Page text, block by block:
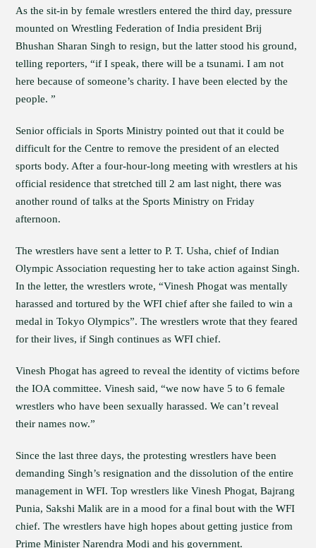
As the sit-in by female wrestlers entered the third day, pressure
mounted on Wrestling Federation of India president Brij
Bhushan Sharan Singh to resign, but the latter stood his ground,
telling reporters, “if I speak, there will be a tsunami. I am not
here because of someone’s charity. I have been elected by the
people. ”
Senior officials in Sports Ministry pointed out that it could be
difficult for the Centre to remove the president of an elected
sports body. After a four-hour-long meeting with wrestlers at his
official residence that stretched till 2 am last night, there was
another round of talks at the Sports Ministry on Friday
afternoon.
The wrestlers have sent a letter to P. T. Usha, chief of Indian
Olympic Association requesting her to take action against Singh.
In the letter, the wrestlers wrote, “Vinesh Phogat was mentally
harassed and tortured by the WFI chief after she failed to win a
medal in Tokyo Olympics”. The wrestlers wrote that they feared
for their lives, if Singh continues as WFI chief.
Vinesh Phogat has agreed to reveal the identity of victims before
the IOA committee. Vinesh said, “we now have 5 to 6 female
wrestlers who have been sexually harassed. We can’t reveal
their names now.”
Since the last three days, the protesting wrestlers have been
demanding Singh’s resignation and the dissolution of the entire
management in WFI. Top wrestlers like Vinesh Phogat, Bajrang
Punia, Sakshi Malik are in a mood for a final bout with the WFI
chief. The wrestlers have high hopes about getting justice from
Prime Minister Narendra Modi and his government.